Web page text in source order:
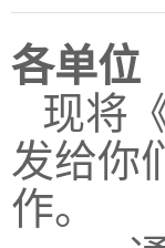
各单位
现将
发给你
作。